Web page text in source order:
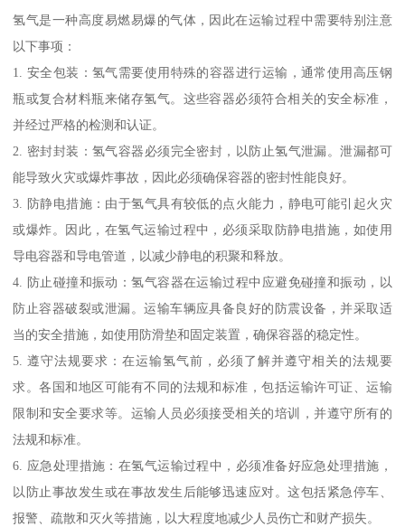
氢气是一种高度易燃易爆的气体，因此在运输过程中需要特别注意
以下事项：
1. 安全包装：氢气需要使用特殊的容器进行运输，通常使用高压钢
瓶或复合材料瓶来储存氢气。这些容器必须符合相关的安全标准，
并经过严格的检测和认证。
2. 密封封装：氢气容器必须完全密封，以防止氢气泄漏。泄漏都可
能导致火灾或爆炸事故，因此必须确保容器的密封性能良好。
3. 防静电措施：由于氢气具有较低的点火能力，静电可能引起火灾
或爆炸。因此，在氢气运输过程中，必须采取防静电措施，如使用
导电容器和导电管道，以减少静电的积聚和释放。
4. 防止碰撞和振动：氢气容器在运输过程中应避免碰撞和振动，以
防止容器破裂或泄漏。运输车辆应具备良好的防震设备，并采取适
当的安全措施，如使用防滑垫和固定装置，确保容器的稳定性。
5. 遵守法规要求：在运输氢气前，必须了解并遵守相关的法规要
求。各国和地区可能有不同的法规和标准，包括运输许可证、运输
限制和安全要求等。运输人员必须接受相关的培训，并遵守所有的
法规和标准。
6. 应急处理措施：在氢气运输过程中，必须准备好应急处理措施，
以防止事故发生或在事故发生后能够迅速应对。这包括紧急停车、
报警、疏散和灭火等措施，以大程度地减少人员伤亡和财产损失。